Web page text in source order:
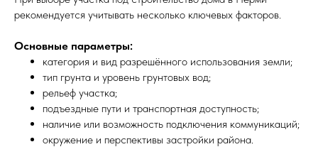
рекомендуется учитывать несколько ключевых факторов.
Основные параметры:
категория и вид разрешённого использования земли;
тип грунта и уровень грунтовых вод;
рельеф участка;
подъездные пути и транспортная доступность;
наличие или возможность подключения коммуникаций;
окружение и перспективы застройки района.